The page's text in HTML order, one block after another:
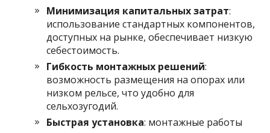
Минимизация капитальных затрат:
использование стандартных компонентов,
доступных на рынке, обеспечивает низкую
себестоимость.
Гибкость монтажных решений:
возможность размещения на опорах или
низком рельсе, что удобно для
сельхозугодий.
Быстрая установка: монтажные работы